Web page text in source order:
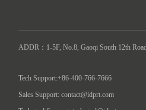
ADDR：1-5F, No.8, Gaoqi South 12th
Tech Support:+86-400-766-7666
Sales Support: contact@idprt.com